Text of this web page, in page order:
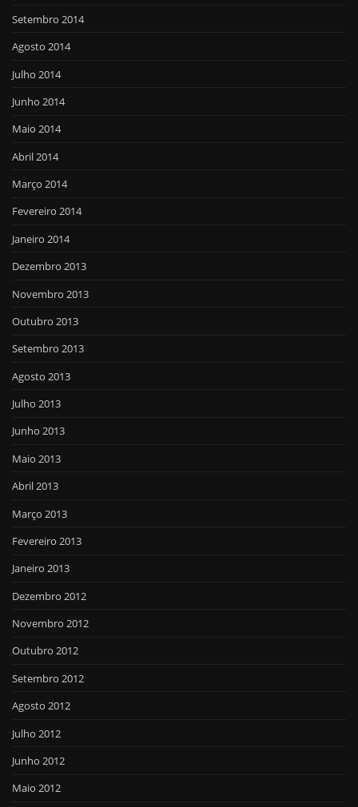
Setembro 2014
Agosto 2014
Julho 2014
Junho 2014
Maio 2014
Abril 2014
Março 2014
Fevereiro 2014
Janeiro 2014
Dezembro 2013
Novembro 2013
Outubro 2013
Setembro 2013
Agosto 2013
Julho 2013
Junho 2013
Maio 2013
Abril 2013
Março 2013
Fevereiro 2013
Janeiro 2013
Dezembro 2012
Novembro 2012
Outubro 2012
Setembro 2012
Agosto 2012
Julho 2012
Junho 2012
Maio 2012